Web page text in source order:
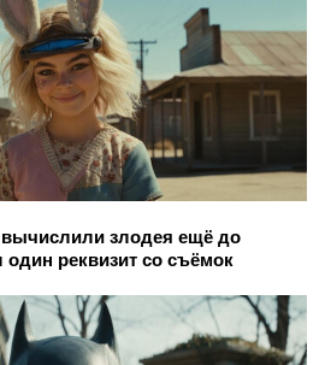
злодея ещё до
реквизит со съёмок